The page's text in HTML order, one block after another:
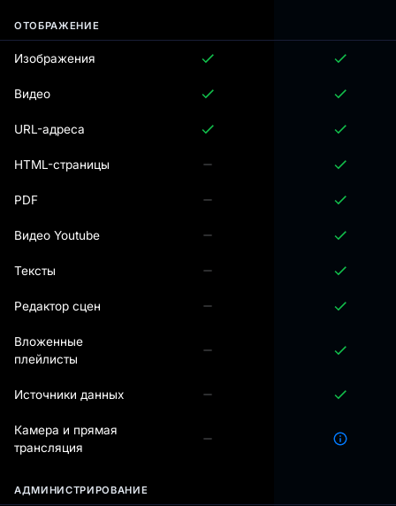
ОТОБРАЖЕНИЕ
Изображения
Видео
URL-адреса
HTML-страницы
PDF
Видео Youtube
Тексты
Редактор сцен
Вложенные
плейлисты
Источники данных
Камера и прямая
трансляция
АДМИНИСТРИРОВАНИЕ